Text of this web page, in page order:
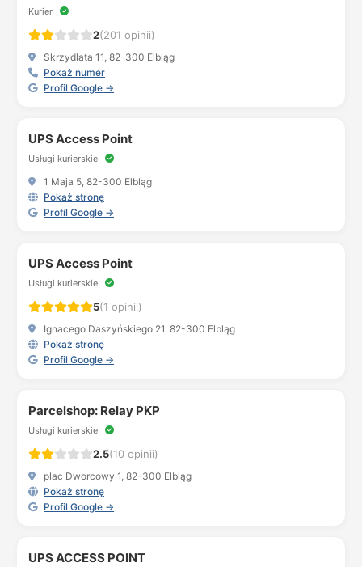
Kurier
2(201 opinii)
Skrzydlata 11, 82-300 Elbląg
Pokaż numer
Profil Google →
UPS Access Point
Usługi kurierskie
1 Maja 5, 82-300 Elbląg
Pokaż stronę
Profil Google →
UPS Access Point
Usługi kurierskie
5(1 opinii)
Ignacego Daszyńskiego 21, 82-300 Elbląg
Pokaż stronę
Profil Google →
Parcelshop: Relay PKP
Usługi kurierskie
2.5(10 opinii)
plac Dworcowy 1, 82-300 Elbląg
Pokaż stronę
Profil Google →
UPS ACCESS POINT